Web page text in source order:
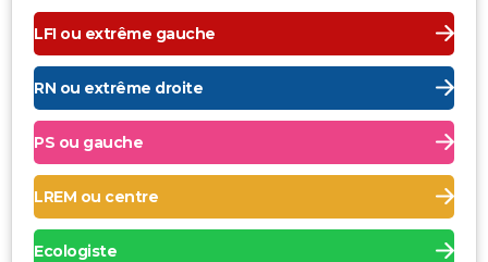
LFI ou extrême gauche
RN ou extrême droite
PS ou gauche
LREM ou centre
Ecologiste